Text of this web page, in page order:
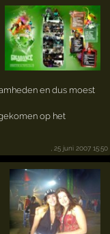
en dus moest
op het
, 25 juni 2007 15:50